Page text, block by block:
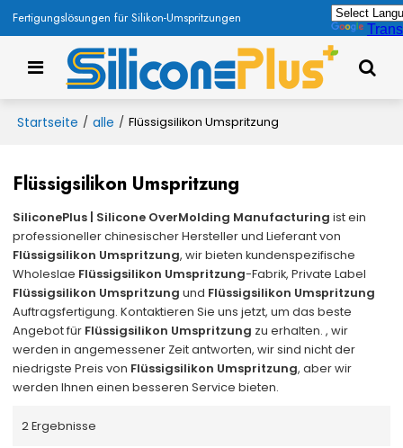
Fertigungslösungen für Silikon-Umspritzungen
Startseite / alle / Flüssigsilikon Umspritzung
Flüssigsilikon Umspritzung
SiliconePlus | Silicone OverMolding Manufacturing ist ein
professioneller chinesischer Hersteller und Lieferant von
Flüssigsilikon Umspritzung, wir bieten kundenspezifische
Wholeslae Flüssigsilikon Umspritzung-Fabrik, Private Label
Flüssigsilikon Umspritzung und Flüssigsilikon Umspritzung
Auftragsfertigung. Kontaktieren Sie uns jetzt, um das beste
Angebot für Flüssigsilikon Umspritzung zu erhalten. , wir
werden in angemessener Zeit antworten, wir sind nicht der
niedrigste Preis von Flüssigsilikon Umspritzung, aber wir
werden Ihnen einen besseren Service bieten.
2 Ergebnisse